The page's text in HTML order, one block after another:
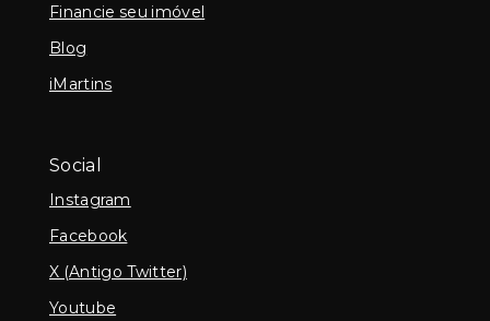
Financie seu imóvel
Blog
iMartins
Social
Instagram
Facebook
X (Antigo Twitter)
Youtube